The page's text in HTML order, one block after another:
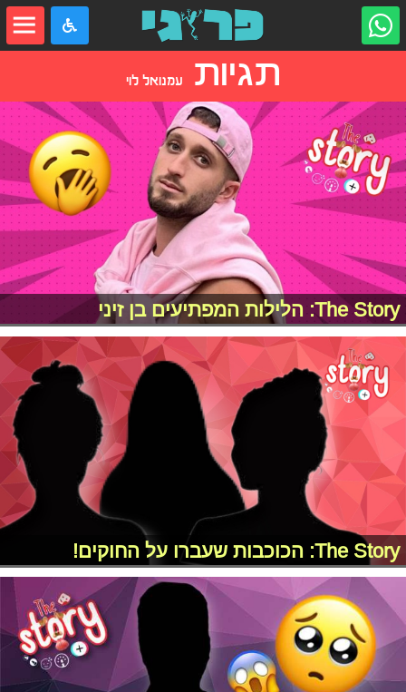
תגיות עמנואל לוי
The Story: הלילות המפתיעים בן זיני
The Story: הכוכבות שעברו על החוקים!